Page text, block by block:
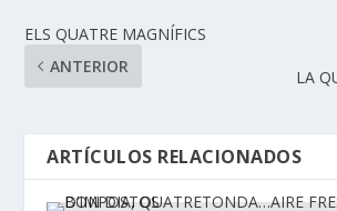
ELS QUATRE MAGNÍFICS
ANTERIOR
LA
ARTÍCULOS RELACIONADOS